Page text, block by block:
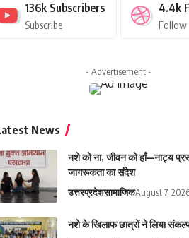
136k Subscribers
Subscribe
4.4k
Follow
- Advertisement -
News
नशे को ना, जीवन को हाँ—नाट्य
जागरूकता का संदेश
उत्तरप्रदेशसामाजिकAugust 7,
नशे के खिलाफ छात्रों ने लिया